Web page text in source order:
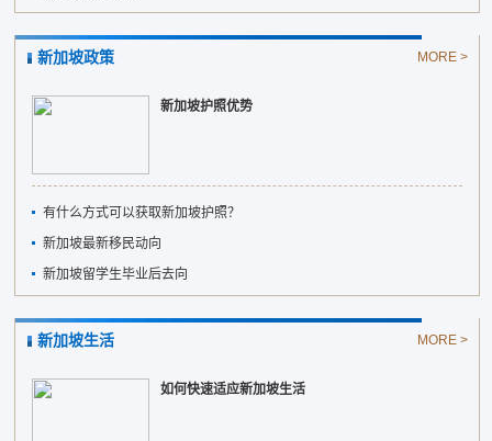
新加坡政策 MORE >
新加坡护照优势
有什么方式可以获取新加坡护照？
新加坡最新移民动向
新加坡留学生毕业后去向
新加坡生活 MORE >
如何快速适应新加坡生活